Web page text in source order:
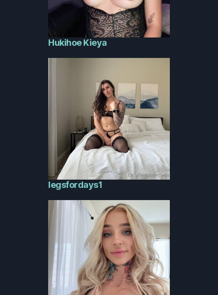
Hukihoe Kieya
legsfordays1